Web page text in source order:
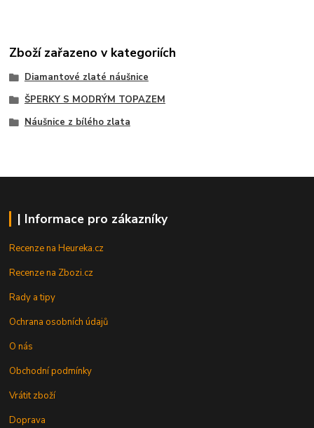
Zboží zařazeno v kategoriích
Diamantové zlaté náušnice
ŠPERKY S MODRÝM TOPAZEM
Náušnice z bílého zlata
| Informace pro zákazníky
Recenze na Heureka.cz
Recenze na Zbozi.cz
Rady a tipy
Ochrana osobních údajů
O nás
Obchodní podmínky
Vrátit zboží
Doprava